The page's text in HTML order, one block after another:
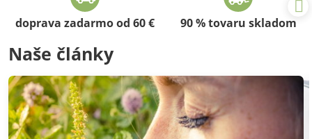
doprava zadarmo od 60 € 90 % tovaru skladom
Naše články